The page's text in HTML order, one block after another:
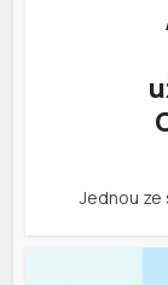
Jednou ze